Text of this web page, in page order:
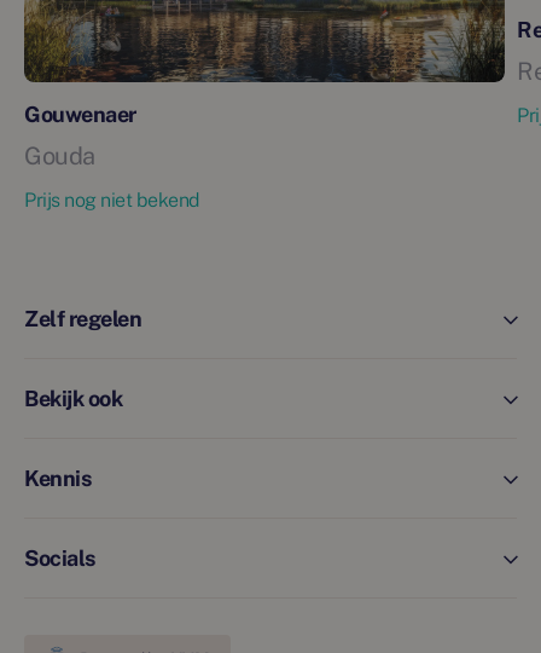
Gouwenaer
Gouda
Prijs nog niet bekend
Zelf regelen
Bekijk ook
Kennis
Socials